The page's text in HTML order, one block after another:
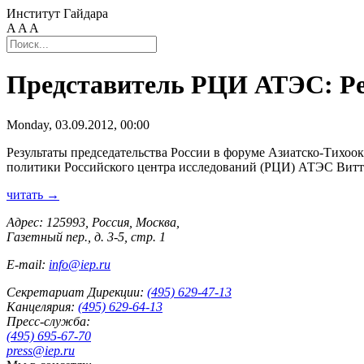
Институт Гайдара
A A A
Представитель РЦИ АТЭС:
Monday, 03.09.2012, 00:00
Результаты председательства России в форуме Азиатско-
политики Российского центра исследований (РЦИ) АТЭС
читать →
Адрес: 125993, Россия, Москва,
Газетный пер., д. 3-5, стр. 1
E-mail: info@iep.ru
Секретариат Дирекции: (495) 629-47-13
Канцелярия: (495) 629-64-13
Пресс-служба:
(495) 695-67-70
press@iep.ru